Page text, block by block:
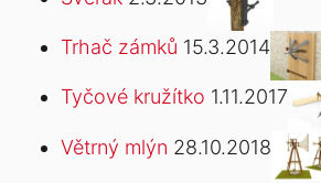
Trhač zámků 15.3.2014
Tyčové kružítko 1.11.2017
Větrný mlýn 28.10.2018